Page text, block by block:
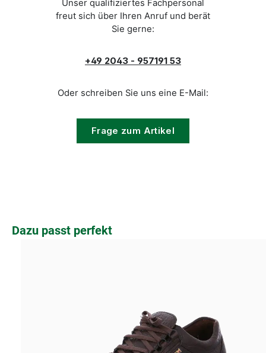
Unser qualifiziertes Fachpersonal
freut sich über Ihren Anruf und berät
Sie gerne:
+49 2043 - 957191 53
Oder schreiben Sie uns eine E-Mail:
Frage zum Artikel
Produktgalerie überspringen
Dazu passt perfekt